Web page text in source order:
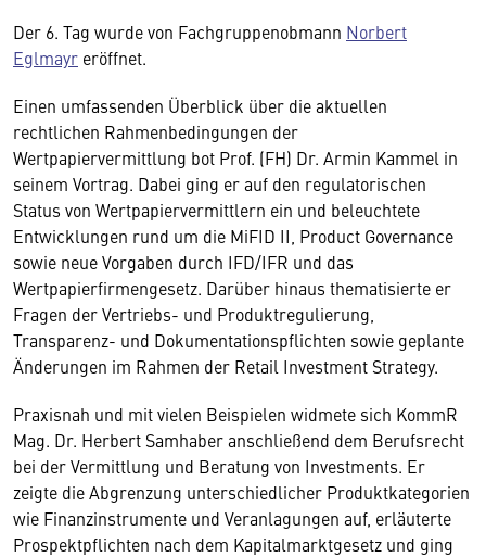
Der 6. Tag wurde von Fachgruppenobmann Norbert
Eglmayr eröffnet.
Einen umfassenden Überblick über die aktuellen
rechtlichen Rahmenbedingungen der
Wertpapiervermittlung bot Prof. (FH) Dr. Armin Kammel in
seinem Vortrag. Dabei ging er auf den regulatorischen
Status von Wertpapiervermittlern ein und beleuchtete
Entwicklungen rund um die MiFID II, Product Governance
sowie neue Vorgaben durch IFD/IFR und das
Wertpapierfirmengesetz. Darüber hinaus thematisierte er
Fragen der Vertriebs- und Produktregulierung,
Transparenz- und Dokumentationspflichten sowie geplante
Änderungen im Rahmen der Retail Investment Strategy.
Praxisnah und mit vielen Beispielen widmete sich KommR
Mag. Dr. Herbert Samhaber anschließend dem Berufsrecht
bei der Vermittlung und Beratung von Investments. Er
zeigte die Abgrenzung unterschiedlicher Produktkategorien
wie Finanzinstrumente und Veranlagungen auf, erläuterte
Prospektpflichten nach dem Kapitalmarktgesetz und ging